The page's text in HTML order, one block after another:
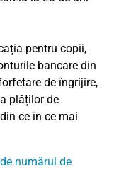
pentru copii,
bancare din
de îngrijire,
plăților de
ce în ce mai
numărul de